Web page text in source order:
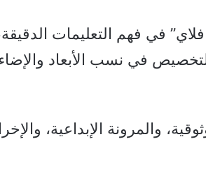
في فهم التعليمات
في نسب الأبعاد
والمرونة الإبداعية،